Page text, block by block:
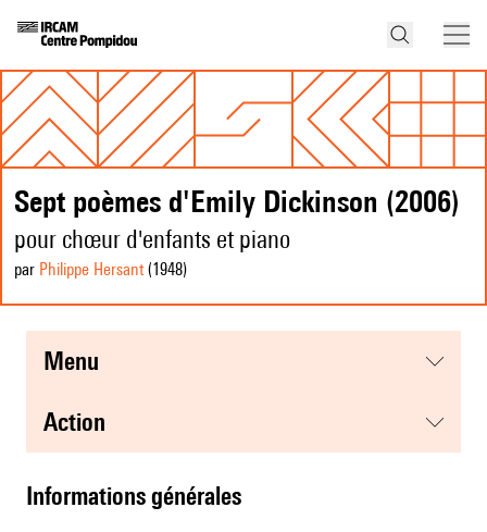
Sept poèmes d'Emily Dickinson (2006)
pour chœur d'enfants et piano
par Philippe Hersant(1948)
menu
action
informations générales